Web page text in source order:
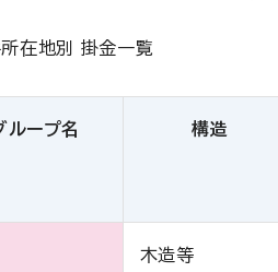
在地別 掛金一覧
ループ名 構造
木造等